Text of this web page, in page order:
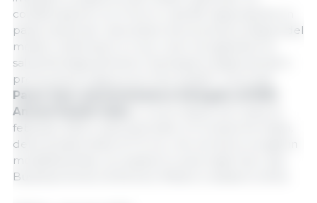
collaborazione con Fnovi e Luiss BS rappresenta un
passo avanti per valorizzare ancora di più la figura del
medico veterinario e il suo ruolo nel garantire la
salubrità degli alimenti, il benessere degli animali e
promuovere l'approccio One Health” conclude
Paolo Sani, Amministratore Delegato di MSD
Animal Health Italia
febbraio 2025 e sarà articolato in 6 moduli formativi,
della durata totale di 72 ore, che verranno erogati in
modalità ibrida, con sessioni in aula negli hub Luiss
Business School di Roma e Milano e sessioni online.